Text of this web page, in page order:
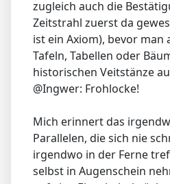
zugleich auch die
Zeitstrahl zuerst da
ist ein Axiom), bevor man
Tafeln, Tabellen oder
historischen Veitstänze
@Ingwer: Frohlocke!
Mich erinnert das
Parallelen, die sich nie
irgendwo in der Ferne
selbst in Augenschein